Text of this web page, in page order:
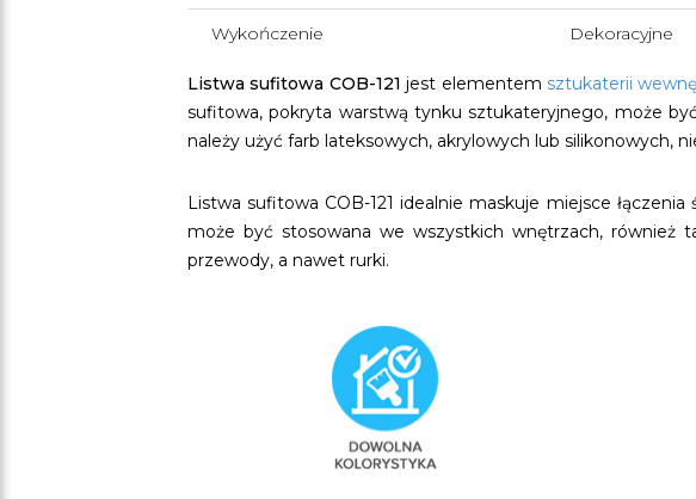
Wykończenie Dekoracyjne
Listwa sufitowa COB-121 jest elementem sztukaterii
sufitowa, pokryta warstwą tynku sztukateryjnego, może
należy użyć farb lateksowych, akrylowych lub silikonowych,
Listwa sufitowa COB-121 idealnie maskuje miejsce
może być stosowana we wszystkich wnętrzach, również
przewody, a nawet rurki.